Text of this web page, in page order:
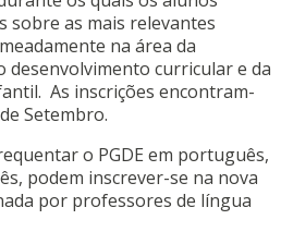
sobre as mais relevantes
na área da
desenvolvimento curricular e da
As inscrições encontram-
Setembro.
o PGDE em português,
podem inscrever-se na nova
por professores de língua